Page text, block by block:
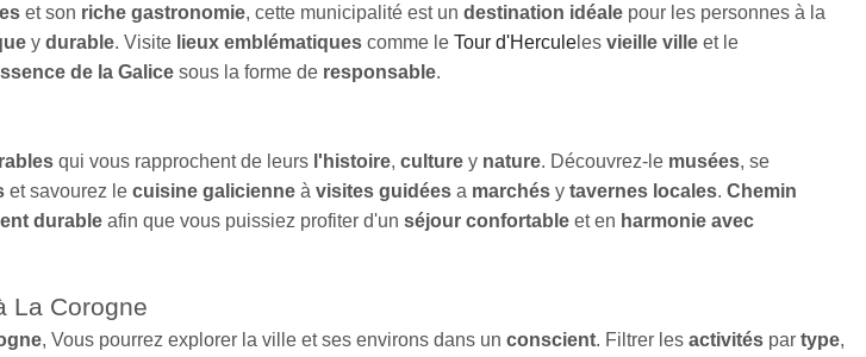
et son riche gastronomie, cette municipalité est un destination idéale pour les personnes à la
y durable. Visite lieux emblématiques comme le Tour d'Hercule les vieille ville et le
de la Galice sous la forme de responsable.
qui vous rapprochent de leurs l'histoire, culture y nature. Découvrez-le musées, se
et savourez le cuisine galicienne à visites guidées a marchés y tavernes locales. Chemin
durable afin que vous puissiez profiter d'un séjour confortable et en harmonie avec
La Corogne
, Vous pourrez explorer la ville et ses environs dans un conscient. Filtrer les activités par type,